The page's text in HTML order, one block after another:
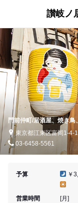
讃岐ノ
門前仲町/居酒屋、焼き鳥
東京都江東区富岡1-4-
03-6458-5561
予算 ￥
営業時間
[月]